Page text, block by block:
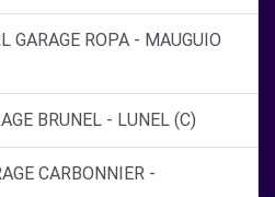
GARAGE ROPA - MAUGUIO
BRUNEL - LUNEL (C)
CARBONNIER -